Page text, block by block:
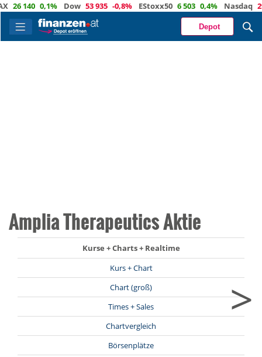
140 0,1% Dow 53 935 -0,8% EStoxx50 6 503 0,4% Nasdaq 29
Depot
Amplia Therapeutics Aktie
Kurse + Charts + Realtime
Kurs + Chart
Chart (groß)
Times + Sales
Chartvergleich
Börsenplätze
>